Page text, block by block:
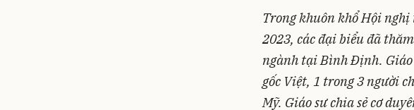
Trong khuôn khổ Hội
2023, các đại biểu đã
ngành tại Bình Định. Giáo
gốc Việt, 1 trong 3 người
Mỹ. Giáo sư chia sẻ cơ